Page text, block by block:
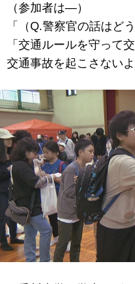
（参加者は―）
「（Q.警察官の話はど
「交通ルールを守って
交通事故を起こさない